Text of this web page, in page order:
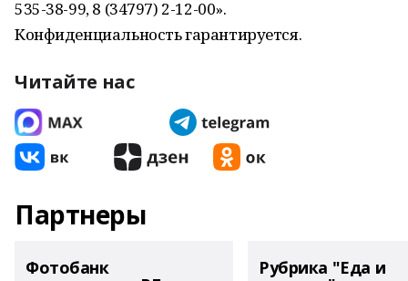
535-38-99, 8 (34797) 2-12-00».
Конфиденциальность гарантируется.
Читайте нас
Партнеры
Фотобанк Рубрика "Еда и